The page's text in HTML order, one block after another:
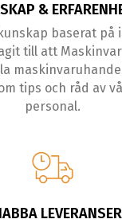
&
baserat på
till att
tips och råd av
personal.
LEVERANSER